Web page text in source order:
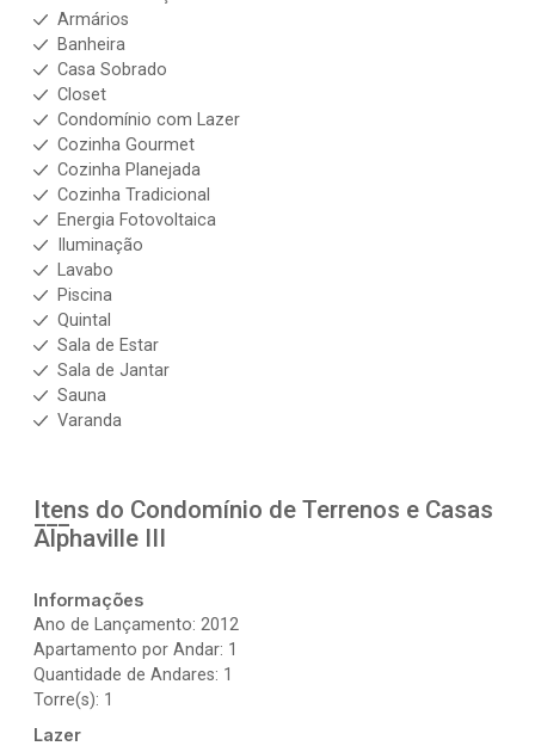
Armários
Banheira
Casa Sobrado
Closet
Condomínio com Lazer
Cozinha Gourmet
Cozinha Planejada
Cozinha Tradicional
Energia Fotovoltaica
Iluminação
Lavabo
Piscina
Quintal
Sala de Estar
Sala de Jantar
Sauna
Varanda
Itens do Condomínio de Terrenos e Casas
Alphaville III
Informações
Ano de Lançamento: 2012
Apartamento por Andar: 1
Quantidade de Andares: 1
Torre(s): 1
Lazer